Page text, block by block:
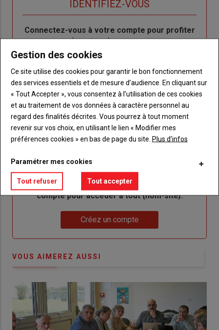
IDENTIFIEZ-VOUS
Body
Connectez-vous à votre compte pour profiter
de votre abonnement
Lien
"Créer
un
nouveau
compte"
Je m'inscrit
Lien
"Réinitialiser
votre
mot
de
passe"
Réinitialiser votre mot de passe
Lien
"Je
me
connecte"
Je me connecte
TITRE CRÉEZ UN COMPTE
BodyChoisissez votre formule et créez votre
compte pour accéder à tout {nom-site}.
Créez un compte
VOUS AIMEREZ AUSSI
Gestion des cookies
Ce site utilise des cookies pour garantir le bon fonctionnement
des services essentiels et de mesure d’audience. En cliquant sur
« Tout Accepter », vous consentez à l’utilisation de ces cookies
et au traitement de vos données à caractère personnel au
regard des finalités décrites. Vous pourrez à tout moment
revenir sur vos choix, en utilisant le lien « Modifier mes
préférences cookies » en bas de page du site. Plus d'infos
Paramétrer mes cookies
Tout refuser Tout accepter